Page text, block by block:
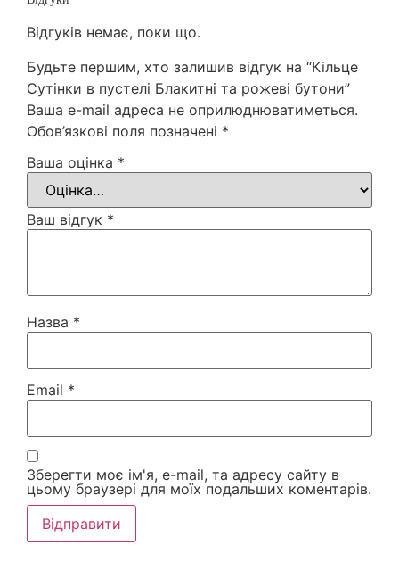
Відгуків немає, поки що.
Будьте першим, хто залишив відгук на “Кільце
Сутінки в пустелі Блакитні та рожеві бутони”
Ваша e-mail адреса не оприлюднюватиметься.
Обов’язкові поля позначені *
Ваша оцінка *
Ваш відгук *
Назва *
Email *
Зберегти моє ім'я, e-mail, та адресу сайту в
цьому браузері для моїх подальших коментарів.